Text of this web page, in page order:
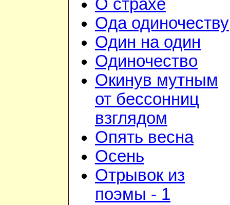
О страхе
Ода одиночеству
Один на один
Одиночество
Окинув мутным
от бессонниц
взглядом
Опять весна
Осень
Отрывок из
поэмы - 1